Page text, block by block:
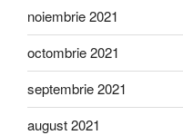
noiembrie 2021
octombrie 2021
septembrie 2021
august 2021